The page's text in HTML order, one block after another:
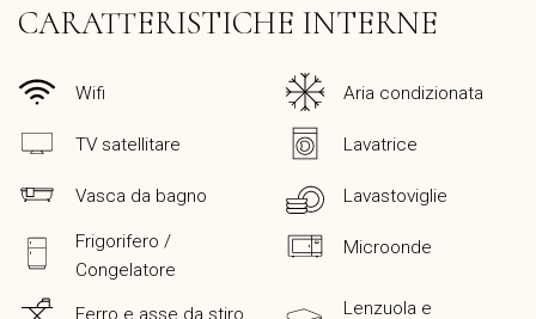
CARATTERISTICHE INTERNE
Wifi Aria condizionata
TV satellitare Lavatrice
Vasca da bagno Lavastoviglie
Frigorifero /
Congelatore
Microonde
Ferro e asse da stiro
Lenzuola e